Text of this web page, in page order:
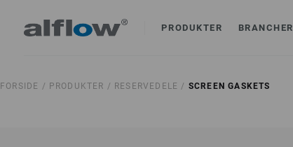
PRODUKTER BRANCHER
FORSIDE / PRODUKTER / RESERVEDELE / SCREEN GASKETS